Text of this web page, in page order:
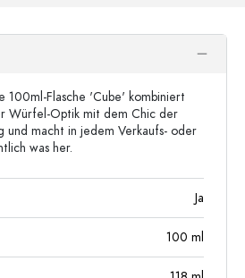
100ml-Flasche 'Cube' kombiniert
Würfel-Optik mit dem Chic der
und macht in jedem Verkaufs- oder
was her.
Ja
100 ml